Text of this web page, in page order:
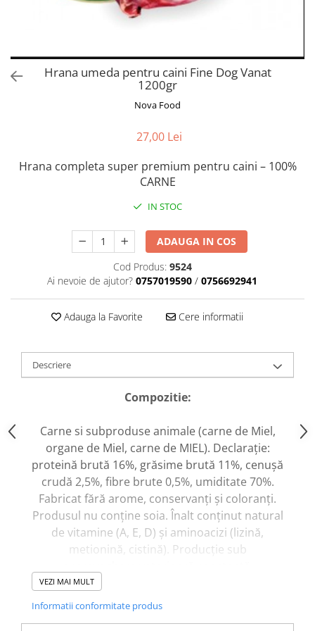
Hrana umeda
Recompense caini
Castroane si Dozatoare
Diete veterinare
Inghetata
Lemne si coarne de cerb sau
Perii si Piepteni
Saltele cu efect de racire
Suplimente
Hrana umeda pentru caini Fine Dog Vanat
1200gr
Nova Food
27,00 Lei
Hrana completa super premium pentru caini – 100%
CARNE
IN STOC
ADAUGA IN COS
Cod Produs: 9524
Ai nevoie de ajutor? 0757019590 / 0756692941
Adauga la Favorite Cere informatii
Descriere
Compozitie:
Carne si subproduse animale (carne de Miel,
organe de Miel, carne de MIEL). Declarație:
proteină brută 16%, grăsime brută 11%, cenușă
crudă 2,5%, fibre brute 0,5%, umiditate 70%.
Fabricat fără arome, conservanți și coloranți.
Produsul nu conține soia. Înalt conținut natural
de vitamine (A, E, D) și aminoacizi (lizină,
metionină, cistină). Producție sub
Instrucțiuni de hrănire:
VEZI MAI MULT
Informatii conformitate produs